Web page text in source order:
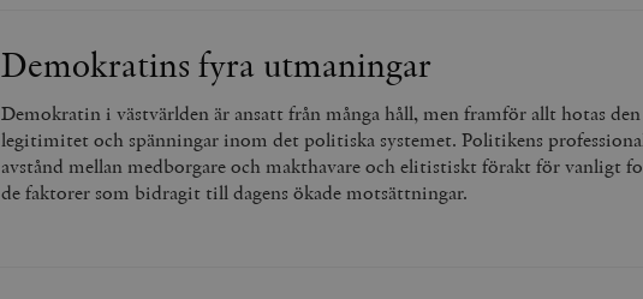
Demokratins fyra utmaningar
Demokratin i västvärlden är ansatt från många håll, men framför allt hotas
legitimitet och spänningar inom det politiska systemet. Politikens
avstånd mellan medborgare och makthavare och elitistiskt förakt för vanligt
de faktorer som bidragit till dagens ökade motsättningar.